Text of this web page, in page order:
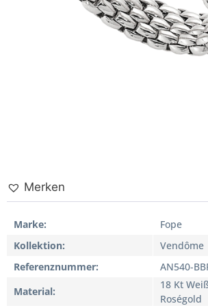
Merken
Marke
Fope
Kollektion
Vendôme
Referenznummer
AN540-
Material
18 Kt
Roségold